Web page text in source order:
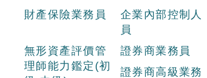
財產保險業務員
企業內部控制人
員
無形資產評價管
理師能力鑑定(初
證券商業務員
證券商高級業務